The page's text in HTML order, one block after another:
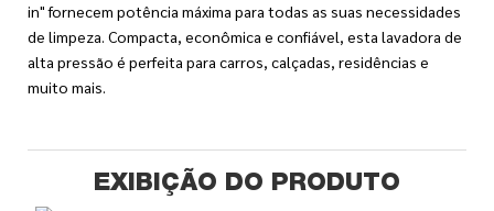
in" fornecem potência máxima para todas as suas necessidades
de limpeza. Compacta, econômica e confiável, esta lavadora de
alta pressão é perfeita para carros, calçadas, residências e
muito mais.
EXIBIÇÃO DO PRODUTO